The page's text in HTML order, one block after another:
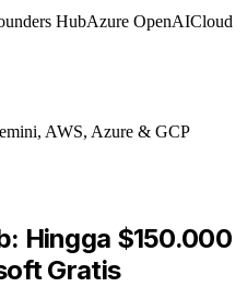
HubAzure OpenAICloud
AWS, Azure & GCP
Hingga $150.000
Gratis